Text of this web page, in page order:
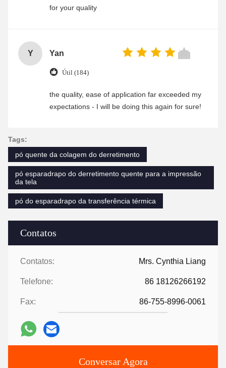
Contatos
Contatos: Mrs. Cynthia Liang
Telefone: 86 18126266192
Fax: 86-755-8996-0061
Conversar Agora
for your quality
Y Yan
Útil (184)
the quality, ease of application far exceeded my
expectations - I will be doing this again for sure!
Tags:
pó quente da colagem do derretimento
pó esparadrapo do derretimento quente para a impressão
da tela
pó do esparadrapo da transferência térmica